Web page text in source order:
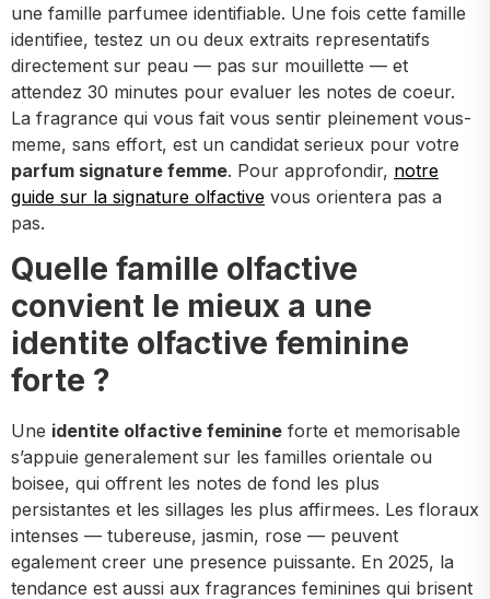
une famille parfumee identifiable. Une fois cette famille
identifiee, testez un ou deux extraits representatifs
directement sur peau — pas sur mouillette — et
attendez 30 minutes pour evaluer les notes de coeur.
La fragrance qui vous fait vous sentir pleinement vous-
meme, sans effort, est un candidat serieux pour votre
parfum signature femme. Pour approfondir, notre
guide sur la signature olfactive vous orientera pas a
pas.
Quelle famille olfactive
convient le mieux a une
identite olfactive feminine
forte ?
Une identite olfactive feminine forte et memorisable
s’appuie generalement sur les familles orientale ou
boisee, qui offrent les notes de fond les plus
persistantes et les sillages les plus affirmees. Les floraux
intenses — tubereuse, jasmin, rose — peuvent
egalement creer une presence puissante. En 2025, la
tendance est aussi aux fragrances feminines qui brisent